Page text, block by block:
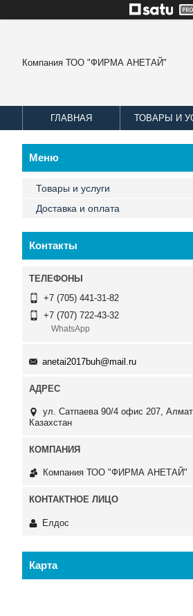
Компания ТОО "ФИРМА АНЕТАЙ"
ГЛАВНАЯ ТОВАРЫ И
Товары и услуги
Доставка и оплата
Контакты
+7 (705) 441-31-82
+7 (707) 722-43-32
WhatsApp
anetai2017buh@mail.ru
ул. Сатпаева 90/4 офис 207,
Казахстан
Компания ТОО "ФИРМА АНЕТАЙ"
Елдос
Карта